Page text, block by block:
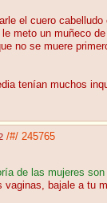
el cuero
meto un muñeco
no se muere
tenían muchos
/#/ 245765
de las mujeres
vaginas, bajale a tu